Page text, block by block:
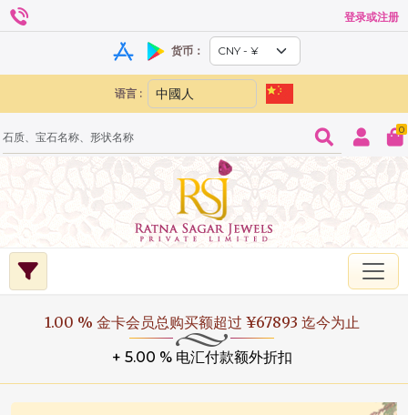
登录或注册
货币：
语言 :
0
1.00 % 金卡会员总购买额超过 ¥67893 迄今为止
+ 5.00 % 电汇付款额外折扣